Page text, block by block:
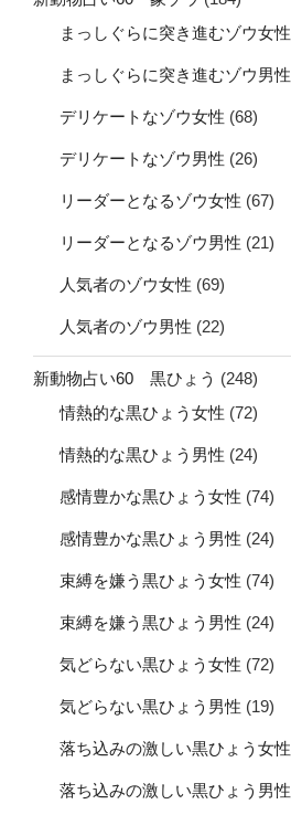
まっしぐらに突き進むゾウ女性
まっしぐらに突き進むゾウ男性
デリケートなゾウ女性 (68)
デリケートなゾウ男性 (26)
リーダーとなるゾウ女性 (67)
リーダーとなるゾウ男性 (21)
人気者のゾウ女性 (69)
人気者のゾウ男性 (22)
新動物占い60 黒ひょう (248)
情熱的な黒ひょう女性 (72)
情熱的な黒ひょう男性 (24)
感情豊かな黒ひょう女性 (74)
感情豊かな黒ひょう男性 (24)
束縛を嫌う黒ひょう女性 (74)
束縛を嫌う黒ひょう男性 (24)
気どらない黒ひょう女性 (72)
気どらない黒ひょう男性 (19)
落ち込みの激しい黒ひょう女性
落ち込みの激しい黒ひょう男性